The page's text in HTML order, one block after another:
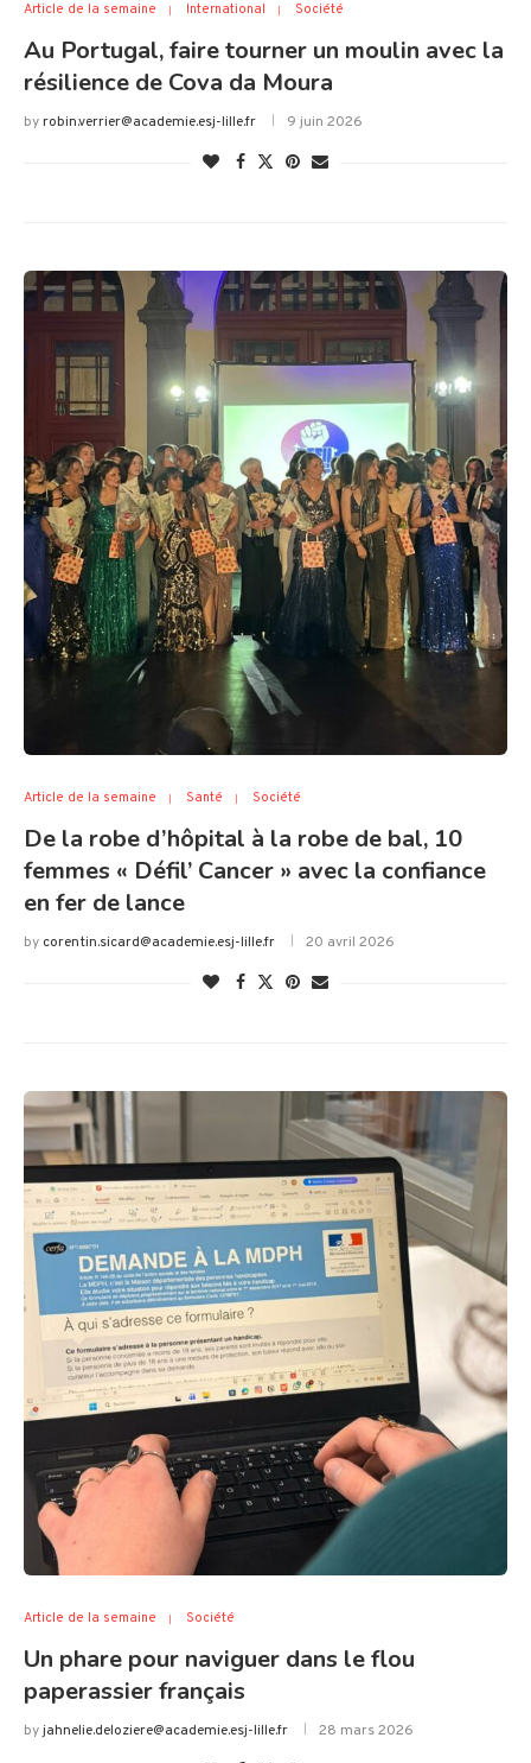
Article de la semaine International Société
Au Portugal, faire tourner un moulin avec la
résilience de Cova da Moura
byrobin.verrier@academie.esj-lille.fr 9 juin 2026
Article de la semaine Santé Société
De la robe d’hôpital à la robe de bal, 10
femmes « Défil’ Cancer » avec la confiance
en fer de lance
by corentin.sicard@academie.esj-lille.fr 20 avril 2026
Article de la semaine Société
Un phare pour naviguer dans le flou
paperassier français
byjahnelie.deloziere@academie.esj-lille.fr 28 mars 2026